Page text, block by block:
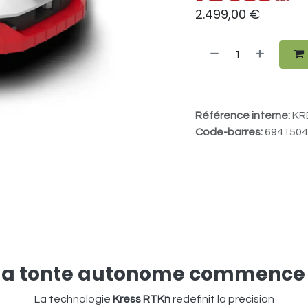
2.499,00 €
Référence interne:
Code-barres:
tonte autonome
La technologie Kress RTKnredéfinit la précision